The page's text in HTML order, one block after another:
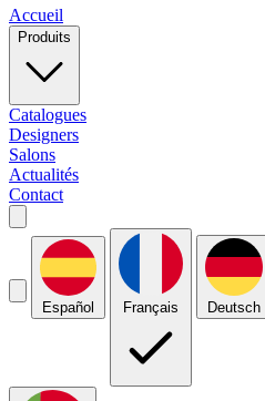
Accueil
Produits
Catalogues
Designers
Salons
Actualités
Contact
Español Français Deutsch